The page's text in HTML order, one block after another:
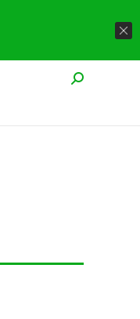
Recherche